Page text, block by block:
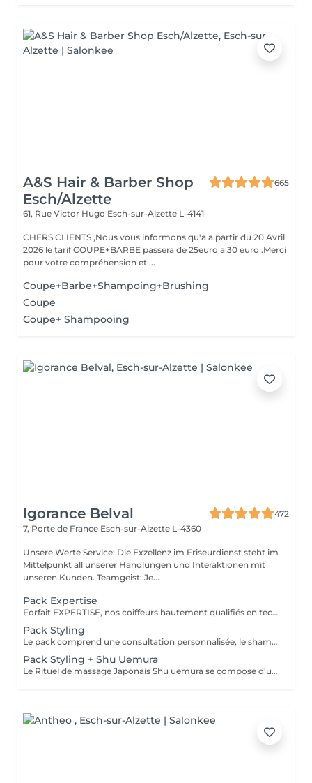
A&S Hair & Barber Shop
Esch/Alzette
665
61, Rue Victor Hugo Esch-sur-Alzette L-4141
CHERS CLIENTS ,Nous vous informons qu'a a partir du 20 Avril
2026 le tarif COUPE+BARBE passera de 25euro a 30 euro .Merci
pour votre compréhension et ...
Coupe+Barbe+Shampoing+Brushing
Coupe
Coupe+ Shampooing
Igorance Belval
472
7, Porte de France Esch-sur-Alzette L-4360
Unsere Werte Service: Die Exzellenz im Friseurdienst steht im
Mittelpunkt all unserer Handlungen und Interaktionen mit
unseren Kunden. Teamgeist: Je...
Pack Expertise
Forfait EXPERTISE, nos coiffeurs hautement qualifiés en technique anglo-saxonne, en formation continu et diplômés d’une académie anglaise à Paris. Vous offre une séance d’une heure avec votre coach en suivi beauté. Ce pack inclus : 1 h de prestation Un diagnostique personnalisé Shampoing spécifique Haircare Conditioner spécifique Produit de coiffage Coupe Styling Produit de finition
Pack Styling
Le pack comprend une consultation personnalisée, le shampooing et le conditionneur spécifiques REDKEN/ SHU UEMURA , le séchage et les produits de styling REDKEN/ SHU UEMURA * Tarifs à titre indicatifs à confirmer après la consultation personnalisée établit auprès de votre coiffeur/stylist/spécialiste * La direction se réserve le droit d’apporter des modifications pour le bon fonctionnement du salon
Pack Styling + Shu Uemura
Le Rituel de massage Japonais Shu uemura se compose d'un shampooing et d'un soin d'une durée de 30 minutes pour une relaxation une une réparation intense du cheveu et ensuite le pack styling